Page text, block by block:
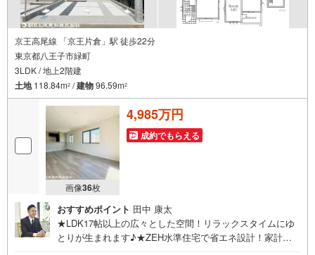
京王高尾線 「京王片倉」駅 徒歩22分
東京都八王子市緑町
3LDK / 地上2階建
土地118.84m2 /建物96.59m2
画像36枚
4,985万円
成約でもらえる
おすすめポイント 田中 康太
★LDK17帖以上の広々とした空間！リラックスタイムにゆ
とりが生まれます♪★ZEH水準住宅で省エネ設計！家計も